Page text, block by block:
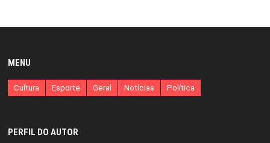
MENU
Cultura Esporte Geral Notícias Política
PERFIL DO AUTOR